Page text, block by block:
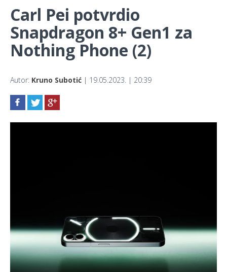
Carl Pei potvrdio
Snapdragon 8+ Gen1 za
Nothing Phone (2)
Autor: Kruno Subotić | 19.05.2023. | 20:39